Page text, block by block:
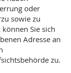
oder
sowie zu
Sie sich
Adresse an
zu.